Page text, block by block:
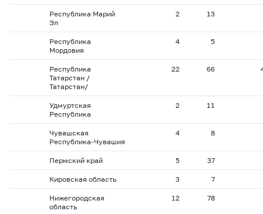
Республика Марий
Эл
2 13
Республика
Мордовия
4 5
Республика
Татарстан /
Татарстан/
22 66
Удмуртская
Республика
2 11
Чувашская
Республика-Чувашия
4 8
Пермский край 5 37
Кировская область 3 7
Нижегородская
область
12 78